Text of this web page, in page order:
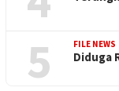
5 FILE NEWS
Diduga